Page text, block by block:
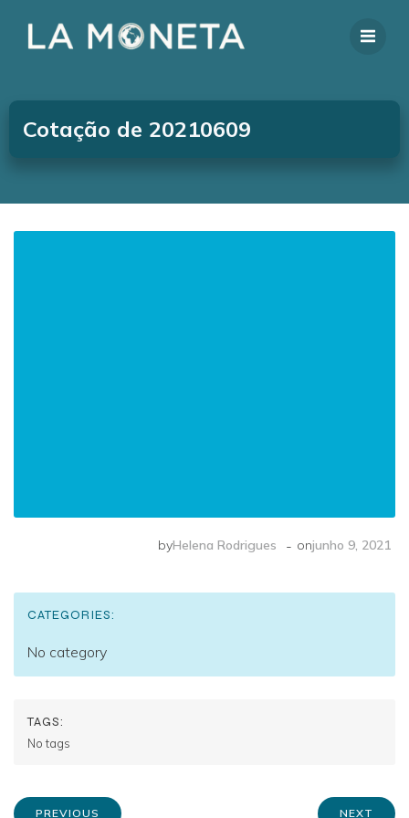
Cotação de 20210609
byHelena Rodrigues - onjunho 9, 2021
CATEGORIES:
No category
TAGS:
No tags
PREVIOUS NEXT